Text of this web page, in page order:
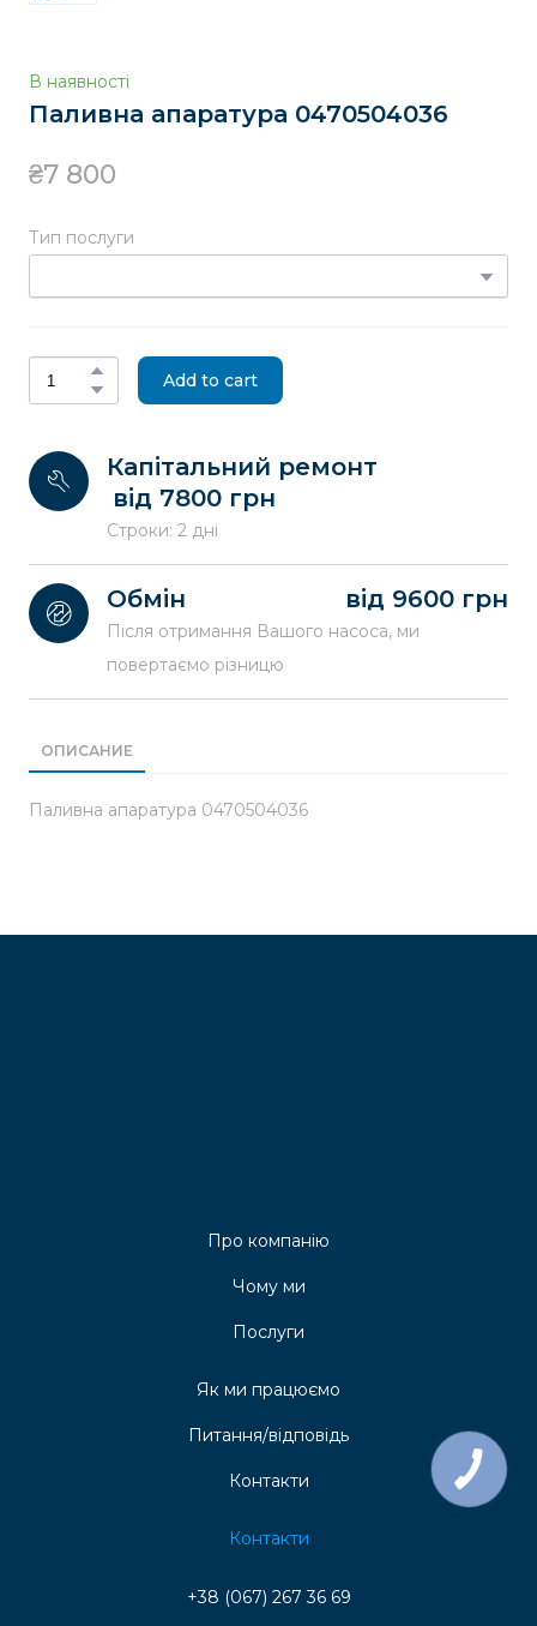
В наявності
Паливна апаратура 0470504036
₴7 800
Тип послуги
Add to cart
Капітальний ремонт
від 7800 грн
Строки: 2 дні
Обмін від 9600 грн
Після отримання Вашого насоса, ми
повертаємо різницю
ОПИСАНИЕ
Паливна апаратура 0470504036
Про компанію
Чому ми
Послуги
Як ми працюємо
Питання/відповідь
Контакти
Контакти
+38 (067) 267 36 69